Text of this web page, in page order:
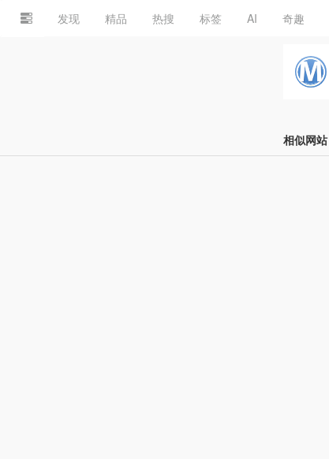
发现 精品 热搜 标签 AI 奇趣
相似网站